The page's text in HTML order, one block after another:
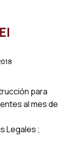
para
al mes de
Legales ;